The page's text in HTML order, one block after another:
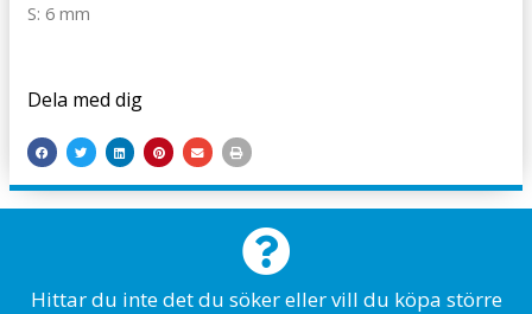
S: 6 mm
Dela med dig
Hittar du inte det du söker eller vill du köpa större